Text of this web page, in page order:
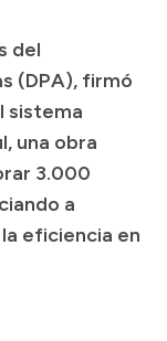
del
(DPA), firmó
sistema
una obra
3.000
a
eficiencia en